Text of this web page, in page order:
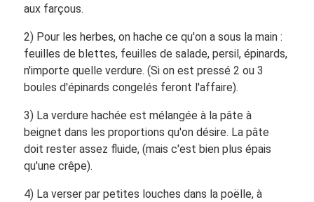
aux farçous.
2) Pour les herbes, on hache ce qu'on a sous la main :
feuilles de blettes, feuilles de salade, persil, épinards,
n'importe quelle verdure. (Si on est pressé 2 ou 3
boules d'épinards congelés feront l'affaire).
3) La verdure hachée est mélangée à la pâte à
beignet dans les proportions qu'on désire. La pâte
doit rester assez fluide, (mais c'est bien plus épais
qu'une crêpe).
4) La verser par petites louches dans la poëlle, à